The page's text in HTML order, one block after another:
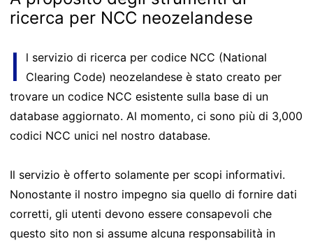
ricerca per NCC neozelandese
I
l servizio di ricerca per codice NCC (National
Clearing Code) neozelandese è stato creato per
trovare un codice NCC esistente sulla base di un
database aggiornato. Al momento, ci sono più di 3,000
codici NCC unici nel nostro database.
Il servizio è offerto solamente per scopi informativi.
Nonostante il nostro impegno sia quello di fornire dati
corretti, gli utenti devono essere consapevoli che
questo sito non si assume alcuna responsabilità in